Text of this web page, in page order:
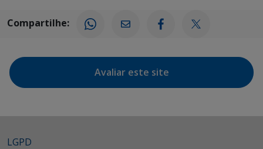
Compartilhe:
Avaliar este site
LGPD